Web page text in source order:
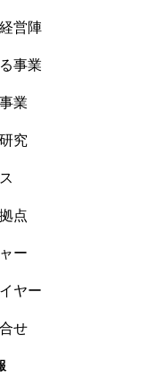
営陣
事業
業
究
点
ー
ヤー
せ